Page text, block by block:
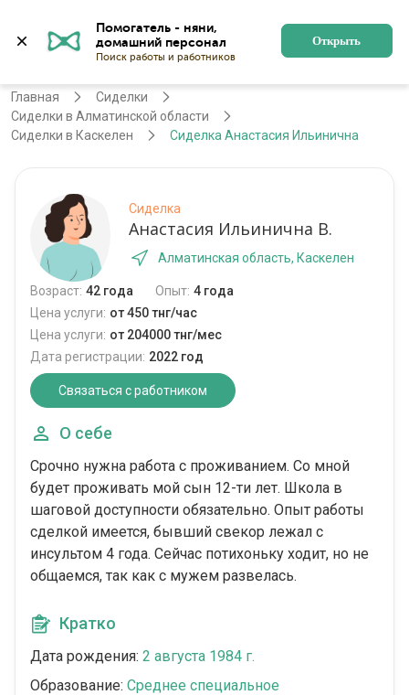
Помогатель - няни,
Поиск работы и работников
Открыть
Алматы Регистрация
Главная
Сиделки
Сиделки в Алматинской области
Сиделки в Каскелен
Сиделка Анастасия Ильинична
Сиделка
Анастасия Ильинична В.
Алматинская область, Каскелен
Возраст: 42 года Опыт: 4 года
Цена услуги: от 450 тнг/час
Цена услуги: от 204000 тнг/мес
Дата регистрации: 2022 год
Связаться с работником
О себе
Срочно нужна работа с проживанием. Со мной
будет проживать мой сын 12-ти лет. Школа в
шаговой доступности обязательно. Опыт работы
сделкой имеется, бывший свекор лежал с
инсультом 4 года. Сейчас потихоньку ходит, но не
общаемся, так как с мужем развелась.
Кратко
Дата рождения: 2 августа 1984 г.
Образование: Среднее специальное